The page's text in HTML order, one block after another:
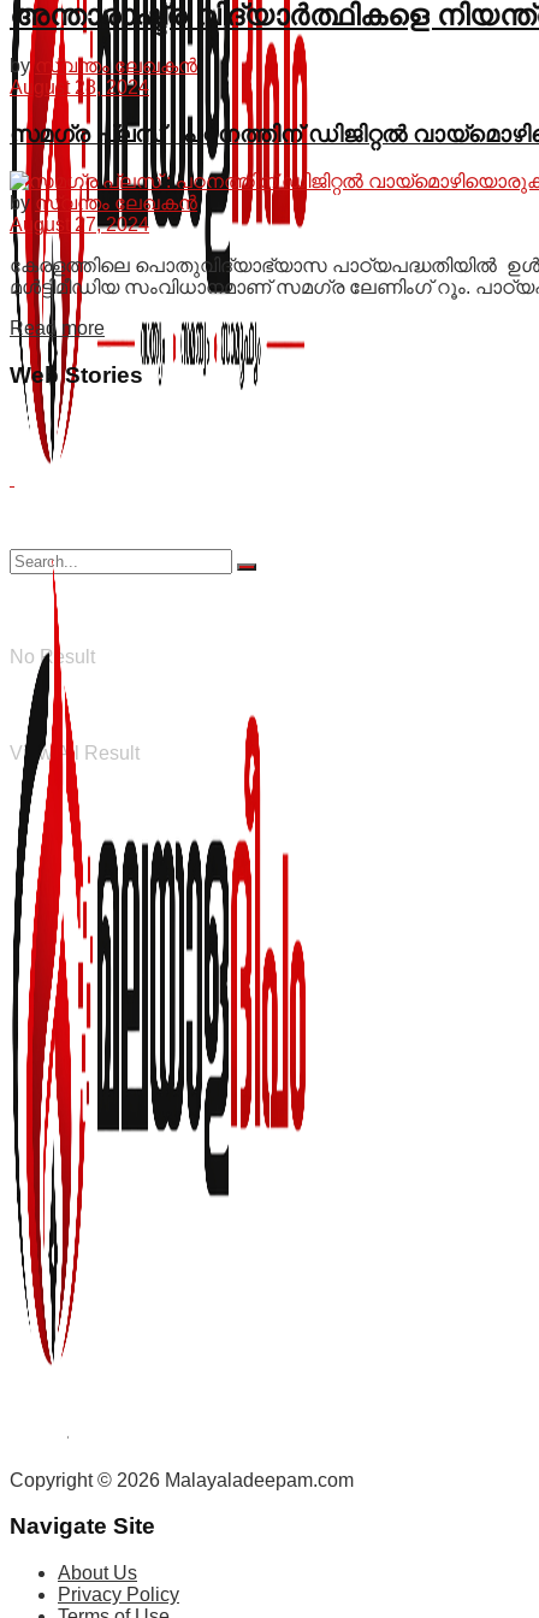
No Result
View All Result
അന്താരാഷ്ട്ര വിദ്യാർത്ഥികളെ
by സ്വന്തം ലേഖകൻ
August 28, 2024
സമഗ്ര പ്ലസ് : പഠനത്തിന് ഡിജിറ്റൽ
by സ്വന്തം ലേഖകൻ
August 27, 2024
കേരളത്തിലെ പൊതുവിദ്യാഭ്യാസ പാഠ്യപദ്ധതിയിൽ
മൾട്ടിമീഡിയ സംവിധാനമാണ് സമഗ്ര ലേണിംഗ് റൂം.
Read moreDetails
Web Stories
Copyright © 2026 Malayaladeepam.com
Navigate Site
About Us
Privacy Policy